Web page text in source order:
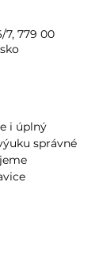
7, 779 00
i úplný
správné